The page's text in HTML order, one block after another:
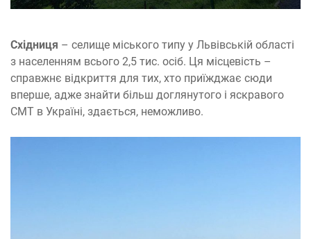
Східниця – селище міського типу у Львівській області
з населенням всього 2,5 тис. осіб. Ця місцевість –
справжнє відкриття для тих, хто приїжджає сюди
вперше, адже знайти більш доглянутого і яскравого
СМТ в Україні, здається, неможливо.